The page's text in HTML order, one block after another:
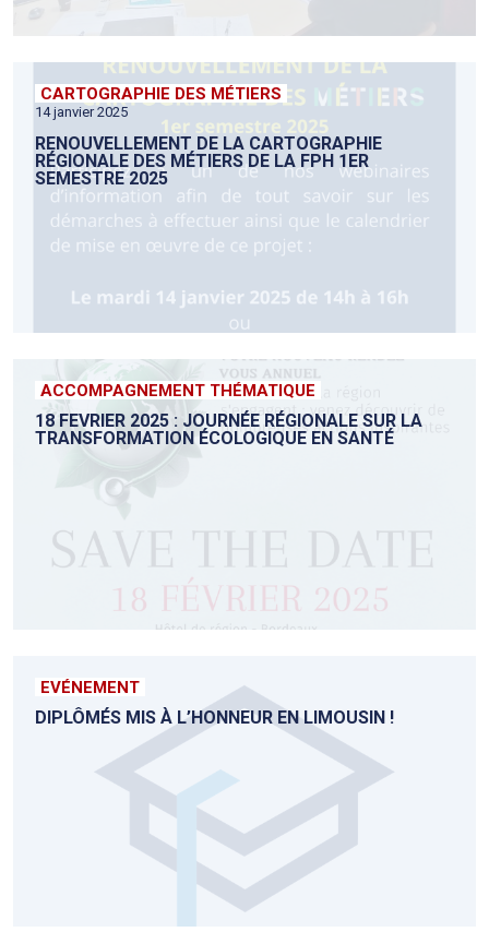
CARTOGRAPHIE DES MÉTIERS
14 janvier 2025
RENOUVELLEMENT DE LA CARTOGRAPHIE
RÉGIONALE DES MÉTIERS DE LA FPH 1ER
SEMESTRE 2025
ACCOMPAGNEMENT THÉMATIQUE
18 FEVRIER 2025 : JOURNÉE RÉGIONALE SUR LA
TRANSFORMATION ÉCOLOGIQUE EN SANTÉ
EVÉNEMENT
DIPLÔMÉS MIS À L’HONNEUR EN LIMOUSIN !